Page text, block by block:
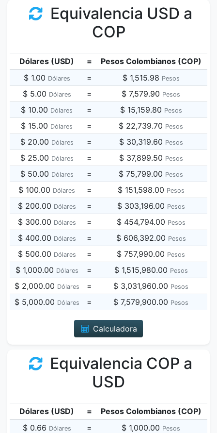
Equivalencia USD a
COP
Dólares (USD) =
Pesos Colombianos (COP)
$ 1.00 Dólares = $ 1,515.98 Pesos
$ 5.00 Dólares = $ 7,579.90 Pesos
$ 10.00 Dólares = $ 15,159.80 Pesos
$ 15.00 Dólares = $ 22,739.70 Pesos
$ 20.00 Dólares = $ 30,319.60 Pesos
$ 25.00 Dólares = $ 37,899.50 Pesos
$ 50.00 Dólares = $ 75,799.00 Pesos
$ 100.00 Dólares = $ 151,598.00 Pesos
$ 200.00 Dólares = $ 303,196.00 Pesos
$ 300.00 Dólares = $ 454,794.00 Pesos
$ 400.00 Dólares = $ 606,392.00 Pesos
$ 500.00 Dólares = $ 757,990.00 Pesos
$ 1,000.00 Dólares = $ 1,515,980.00 Pesos
$ 2,000.00 Dólares = $ 3,031,960.00 Pesos
$ 5,000.00 Dólares = $ 7,579,900.00 Pesos
Calculadora
Equivalencia COP a
USD
Dólares (USD) =
Pesos Colombianos (COP)
$ 0.66 Dólares = $ 1,000.00 Pesos